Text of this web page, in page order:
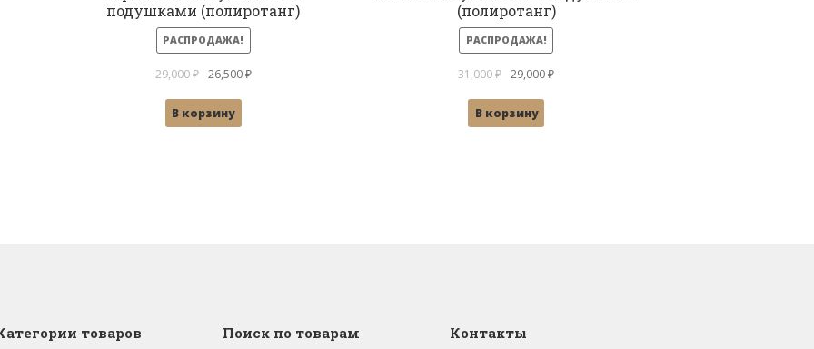
подушками (полиротанг)
РАСПРОДАЖА!
29,000₽
Первоначальная
составляла
26,500₽Текущая
В корзину
(полиротанг)
РАСПРОДАЖА!
31,000₽
Первоначальная
составляла
29,000₽Текущая
В корзину
товаров Поиск по товарам Контакты